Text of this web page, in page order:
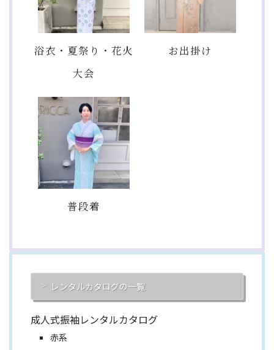
浴衣・夏祭り・花火
大会
お出掛け
普段着
レンタルカタログの一覧
成人式振袖レンタルカタログ
赤系